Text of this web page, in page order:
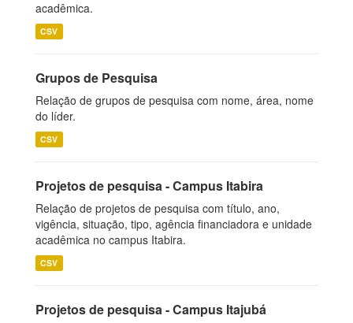
acadêmica.
CSV
Grupos de Pesquisa
Relação de grupos de pesquisa com nome, área, nome
do líder.
CSV
Projetos de pesquisa - Campus Itabira
Relação de projetos de pesquisa com título, ano,
vigência, situação, tipo, agência financiadora e unidade
acadêmica no campus Itabira.
CSV
Projetos de pesquisa - Campus Itajubá